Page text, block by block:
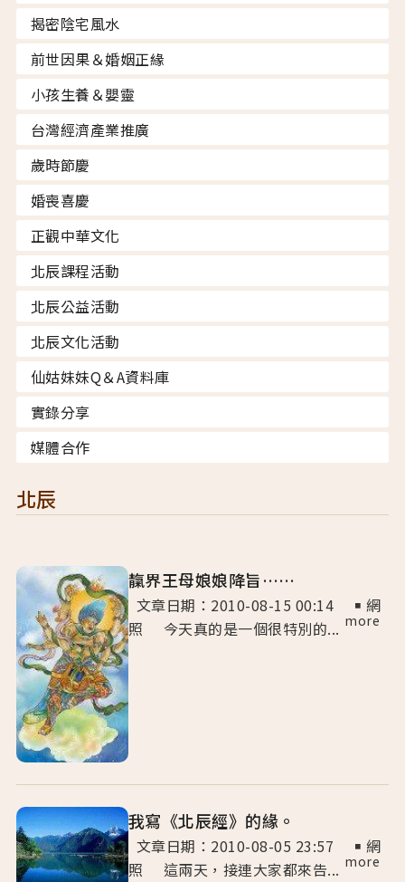
揭密陰宅風水
前世因果＆婚姻正緣
小孩生養＆嬰靈
台灣經濟產業推廣
歲時節慶
婚喪喜慶
正觀中華文化
北辰課程活動
北辰公益活動
北辰文化活動
仙姑妹妹Q＆A資料庫
實錄分享
媒體合作
北辰
靝界王母娘娘降旨……
文章日期：2010-08-15 00:14 ￭ 網
照 今天真的是一個很特別的... more
我寫《北辰經》的緣。
文章日期：2010-08-05 23:57 ￭ 網
照 這兩天，接連大家都來告... more